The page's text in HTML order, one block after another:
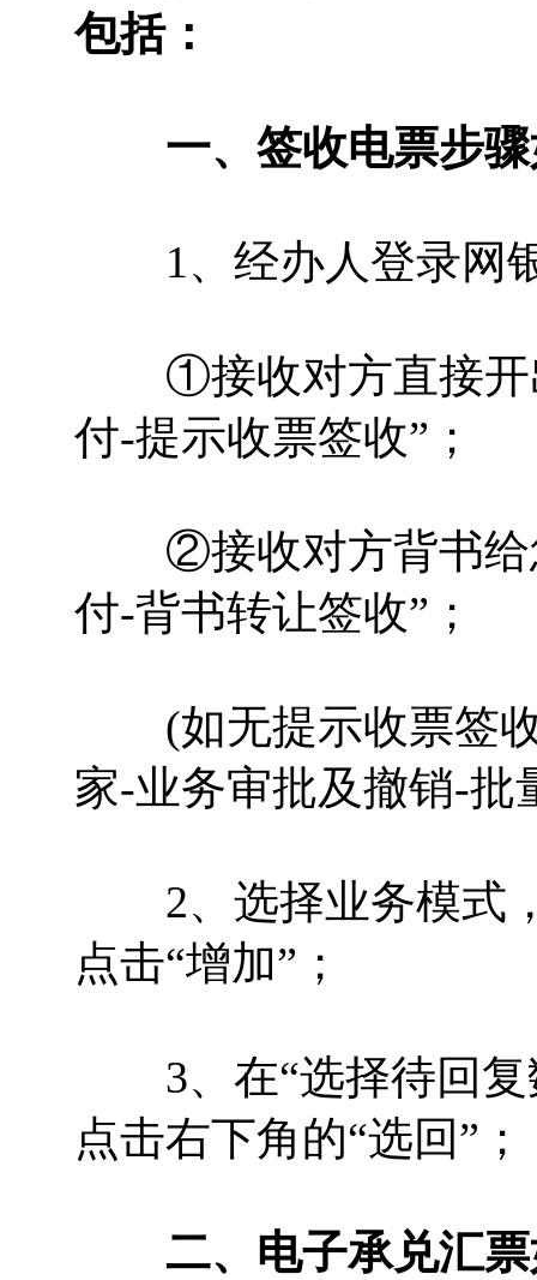
包括：
一、签收电票步骤
1、经办人登录网银
①接收对方直接开
付-提示收票签收”；
②接收对方背书给
付-背书转让签收”；
(如无提示收票签收/
家-业务审批及撤销-批
2、选择业务模式，
点击“增加”；
3、在“选择待回复
点击右下角的“选回”；
二、电子承兑汇票